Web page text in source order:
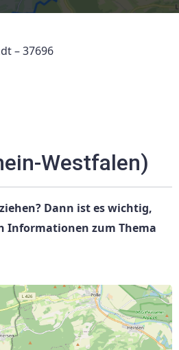
– 37696
Westfalen)
Dann ist es wichtig,
Informationen zum Thema